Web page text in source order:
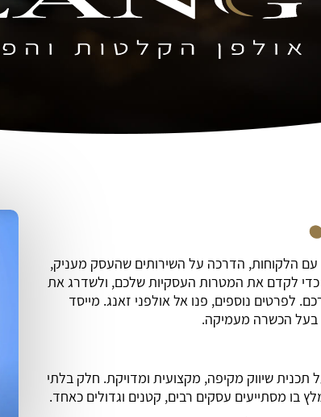
הלקוחות, הדרכה על השירותים שהעסק מעניק,
כדי לקדם את המטרות העסקיות שלכם, ולשדרג את
לפרטים נוספים, פנו אל אולפני זאנג. מייסד
בעל הכשרה מעמיקה.
שיווק מקיפה, מקצועית ומדויקת. חלק בלתי
בו מסתייעים עסקים רבים, קטנים וגדולים כאחד.